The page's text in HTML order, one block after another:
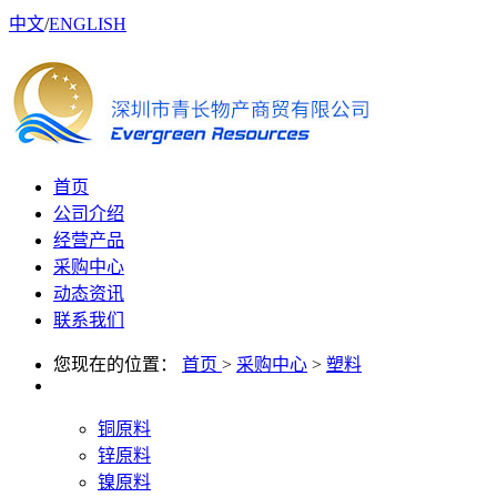
中文/ENGLISH
首页
公司介绍
经营产品
采购中心
动态资讯
联系我们
您现在的位置： 首页 > 采购中心 > 塑料
铜原料
锌原料
镍原料